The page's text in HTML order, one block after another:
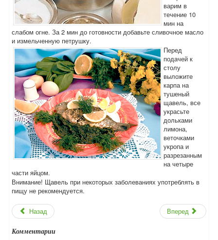
варим в
течение 10
мин на
слабом огне. За 2 мин до готовности добавьте сливочное масло
и измельченную петрушку.
Перед
подачей к
столу
выложите
карпа на
тушеный
щавель, все
украсьте
дольками
лимона,
веточками
укропа и
разрезанным
на четыре
части яйцом.
Внимание! Щавель при некоторых заболеваниях употреблять в
пищу не рекомендуется.
Назад Вперед
Комментарии